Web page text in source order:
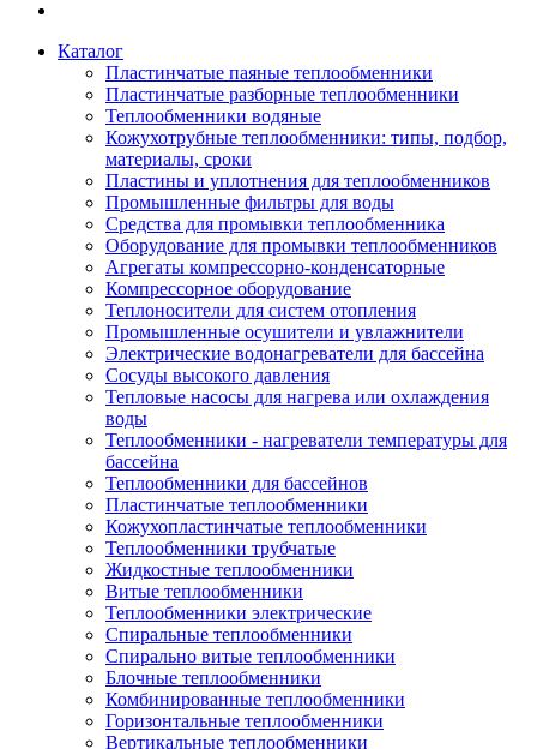
Каталог
Пластинчатые паяные теплообменники
Пластинчатые разборные теплообменники
Теплообменники водяные
Кожухотрубные теплообменники: типы, подбор,
материалы, сроки
Пластины и уплотнения для теплообменников
Промышленные фильтры для воды
Средства для промывки теплообменника
Оборудование для промывки теплообменников
Агрегаты компрессорно-конденсаторные
Компрессорное оборудование
Теплоносители для систем отопления
Промышленные осушители и увлажнители
Электрические водонагреватели для бассейна
Сосуды высокого давления
Тепловые насосы для нагрева или охлаждения
воды
Теплообменники - нагреватели температуры для
бассейна
Теплообменники для бассейнов
Пластинчатые теплообменники
Кожухопластинчатые теплообменники
Теплообменники трубчатые
Жидкостные теплообменники
Витые теплообменники
Теплообменники электрические
Спиральные теплообменники
Спирально витые теплообменники
Блочные теплообменники
Комбинированные теплообменники
Горизонтальные теплообменники
Вертикальные теплообменники